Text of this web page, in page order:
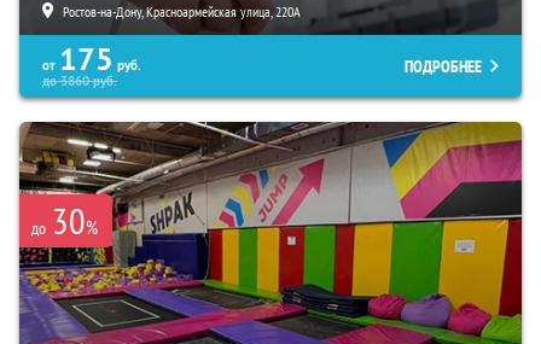
Ростов-на-Дону, Красноармейская улица, 220А
от 175 руб.
до3860руб.
ПОДРОБНЕЕ
до 30%